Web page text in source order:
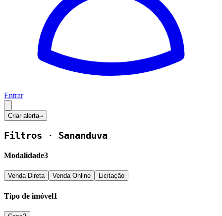
Entrar
Criar alerta→
Filtros · Sananduva
Modalidade3
Venda Direta Venda Online Licitação
Tipo de imóvel1